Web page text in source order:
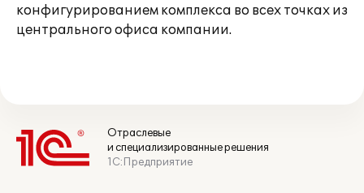
конфигурированием комплекса во всех точках из
центрального офиса компании.
Отраслевые
и специализированные решения
1С:Предприятие